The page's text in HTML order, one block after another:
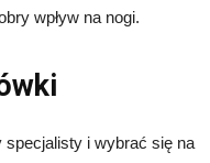
wpływ na nogi.
i wybrać się na